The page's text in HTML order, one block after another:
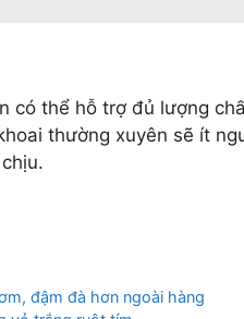
có thể hỗ trợ đủ lượng
thường xuyên sẽ ít
đậm đà hơn ngoài hàng